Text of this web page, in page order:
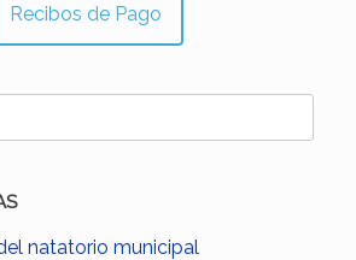
Recibos de Pago
natatorio municipal